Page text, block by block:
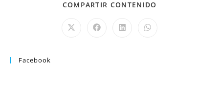
COMPARTIR CONTENIDO
Facebook